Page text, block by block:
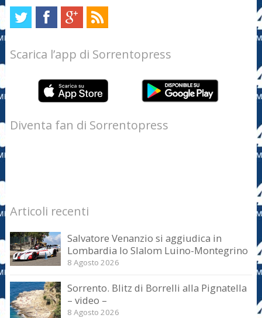
Scarica l’app di Sorrentopress
Diventa fan di Sorrentopress
Articoli recenti
Salvatore Venanzio si aggiudica in
Lombardia lo Slalom Luino-Montegrino
8 Agosto 2026
Sorrento. Blitz di Borrelli alla Pignatella
– video –
8 Agosto 2026